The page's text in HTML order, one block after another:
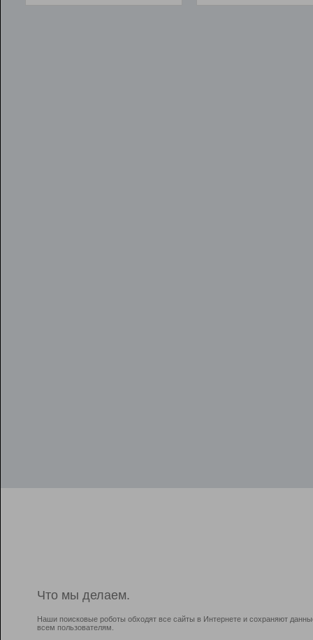
Что мы делаем.
Наши поисковые роботы обходят все сайты в Интернете и сохраняют
всем пользователям.